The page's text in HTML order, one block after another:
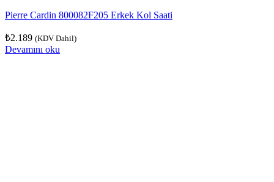
Pierre Cardin 800082F205 Erkek Kol Saati
₺2.189 (KDV Dahil)
Devamını oku